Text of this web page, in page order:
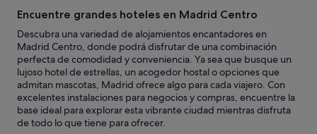
Encuentre grandes hoteles en Madrid Centro
Descubra una variedad de alojamientos encantadores en
Madrid Centro, donde podrá disfrutar de una combinación
perfecta de comodidad y conveniencia. Ya sea que busque un
lujoso hotel de estrellas, un acogedor hostal o opciones que
admitan mascotas, Madrid ofrece algo para cada viajero. Con
excelentes instalaciones para negocios y compras, encuentre la
base ideal para explorar esta vibrante ciudad mientras disfruta
de todo lo que tiene para ofrecer.